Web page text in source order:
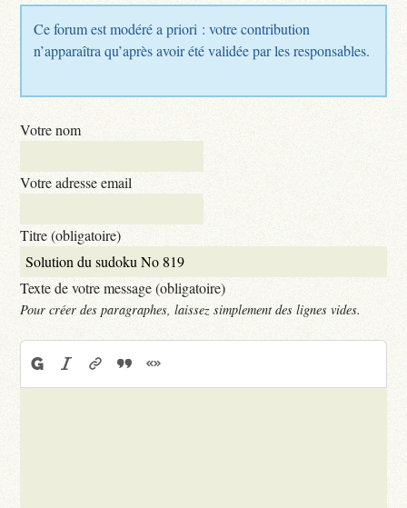
Ce forum est modéré a priori : votre contribution
n’apparaîtra qu’après avoir été validée par les responsables.
Votre nom
Votre adresse email
Titre (obligatoire)
Texte de votre message (obligatoire)
Pour créer des paragraphes, laissez simplement des lignes vides.